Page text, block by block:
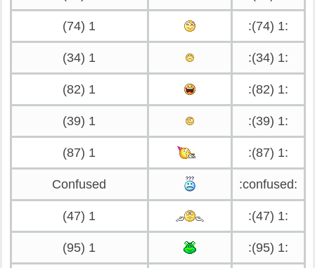
:1 (74):
1 (74)
:1 (34):
1 (34)
:1 (82):
1 (82)
:1 (39):
1 (39)
:1 (87):
1 (87)
:confused:
Confused
:1 (47):
1 (47)
:1 (95):
1 (95)